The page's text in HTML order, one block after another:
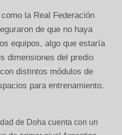
la Real Federación
de que no haya
equipos, algo que estaría
dimensiones del predio
distintos módulos de
para entrenamiento.